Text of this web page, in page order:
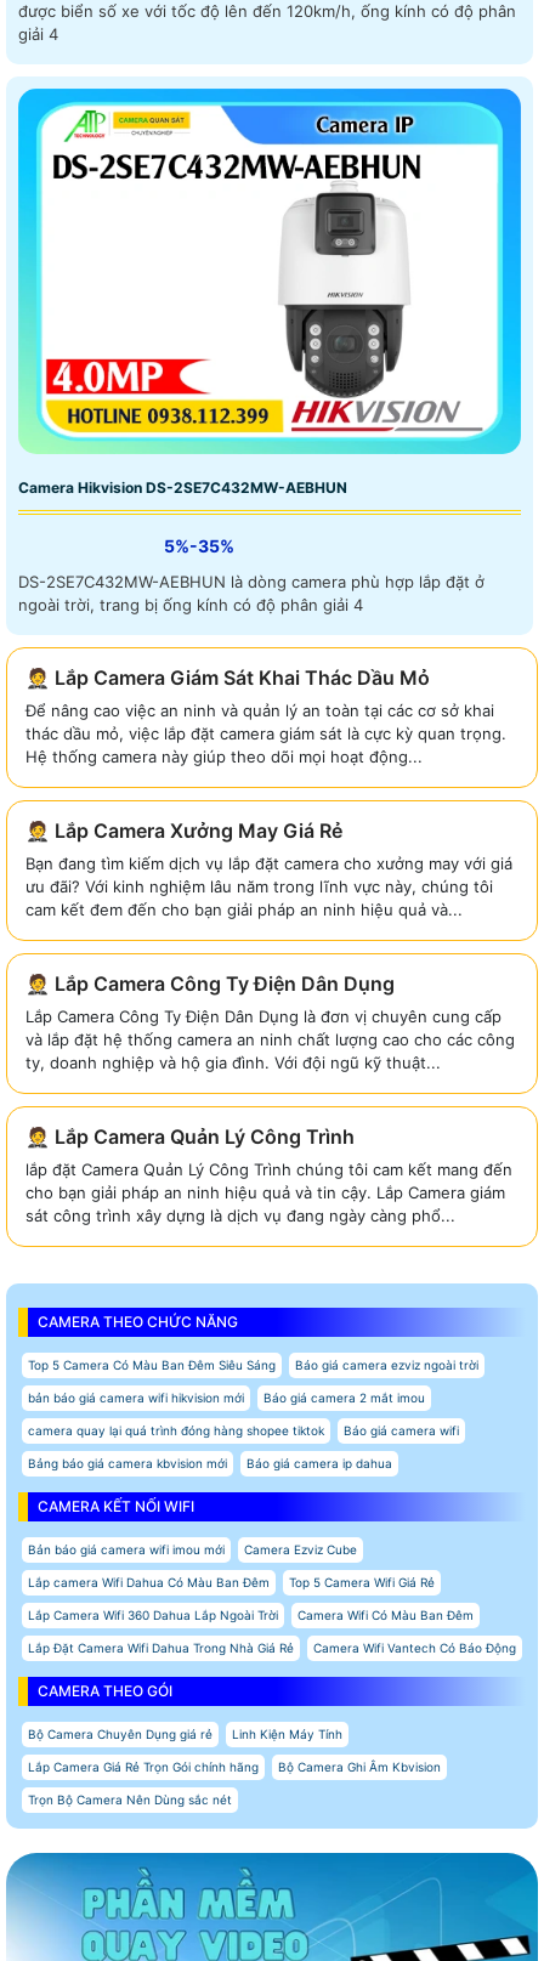
được biển số xe với tốc độ lên đến 120km/h, ống kính có độ phân
giải 4
Camera Hikvision DS-2SE7C432MW-AEBHUN
5%-35%
DS-2SE7C432MW-AEBHUN là dòng camera phù hợp lắp đặt ở
ngoài trời, trang bị ống kính có độ phân giải 4
🤵 Lắp Camera Giám Sát Khai Thác Dầu Mỏ
Để nâng cao việc an ninh và quản lý an toàn tại các cơ sở khai
thác dầu mỏ, việc lắp đặt camera giám sát là cực kỳ quan trọng.
Hệ thống camera này giúp theo dõi mọi hoạt động...
🤵 Lắp Camera Xưởng May Giá Rẻ
Bạn đang tìm kiếm dịch vụ lắp đặt camera cho xưởng may với giá
ưu đãi? Với kinh nghiệm lâu năm trong lĩnh vực này, chúng tôi
cam kết đem đến cho bạn giải pháp an ninh hiệu quả và...
🤵 Lắp Camera Công Ty Điện Dân Dụng
Lắp Camera Công Ty Điện Dân Dụng là đơn vị chuyên cung cấp
và lắp đặt hệ thống camera an ninh chất lượng cao cho các công
ty, doanh nghiệp và hộ gia đình. Với đội ngũ kỹ thuật...
🤵 Lắp Camera Quản Lý Công Trình
lắp đặt Camera Quản Lý Công Trình chúng tôi cam kết mang đến
cho bạn giải pháp an ninh hiệu quả và tin cậy. Lắp Camera giám
sát công trình xây dựng là dịch vụ đang ngày càng phổ...
CAMERA THEO CHỨC NĂNG
Top 5 Camera Có Màu Ban Đêm Siêu Sáng Báo giá camera ezviz ngoài trời
bản báo giá camera wifi hikvision mới Báo giá camera 2 mắt imou
camera quay lại quá trình đóng hàng shopee tiktok Báo giá camera wifi
Bảng báo giá camera kbvision mới Báo giá camera ip dahua
CAMERA KẾT NỐI WIFI
Bản báo giá camera wifi imou mới Camera Ezviz Cube
Lắp camera Wifi Dahua Có Màu Ban Đêm Top 5 Camera Wifi Giá Rẻ
Lắp Camera Wifi 360 Dahua Lắp Ngoài Trời Camera Wifi Có Màu Ban Đêm
Lắp Đặt Camera Wifi Dahua Trong Nhà Giá Rẻ Camera Wifi Vantech Có Báo Động
CAMERA THEO GÓI
Bộ Camera Chuyên Dụng giá rẻ Linh Kiện Máy Tính
Lắp Camera Giá Rẻ Trọn Gói chính hãng Bộ Camera Ghi Âm Kbvision
Trọn Bộ Camera Nên Dùng sắc nét